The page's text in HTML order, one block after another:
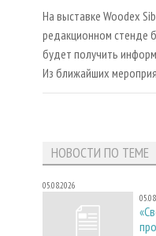
На выставке Woodex
редакционном стенде
будет получить
Из ближайших
НОВОСТИ ПО ТЕМЕ
05.08.2026